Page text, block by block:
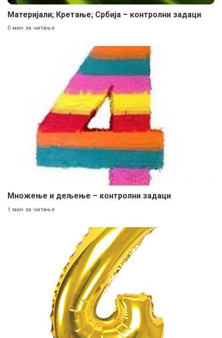
Материјали; Кретање; Србија – контролни задаци
0 мин за читање
Mножење и дељење – контролни задаци
1 мин за читање